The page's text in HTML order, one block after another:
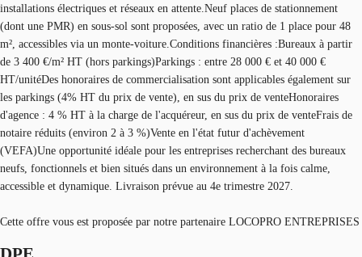
installations électriques et réseaux en attente.Neuf places de stationnement
(dont une PMR) en sous-sol sont proposées, avec un ratio de 1 place pour 48
m², accessibles via un monte-voiture.Conditions financières :Bureaux à partir
de 3 400 €/m² HT (hors parkings)Parkings : entre 28 000 € et 40 000 €
HT/unitéDes honoraires de commercialisation sont applicables également sur
les parkings (4% HT du prix de vente), en sus du prix de venteHonoraires
d'agence : 4 % HT à la charge de l'acquéreur, en sus du prix de venteFrais de
notaire réduits (environ 2 à 3 %)Vente en l'état futur d'achèvement
(VEFA)Une opportunité idéale pour les entreprises recherchant des bureaux
neufs, fonctionnels et bien situés dans un environnement à la fois calme,
accessible et dynamique. Livraison prévue au 4e trimestre 2027.
Cette offre vous est proposée par notre partenaire LOCOPRO ENTREPRISES